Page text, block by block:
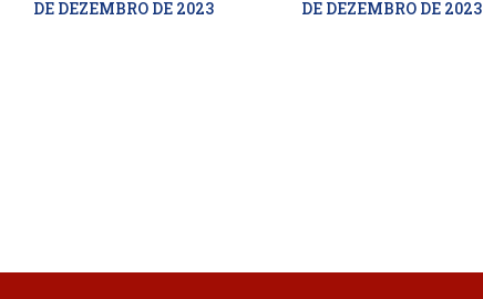
DE DEZEMBRO DE 2023
DE DEZEMBRO DE 2023